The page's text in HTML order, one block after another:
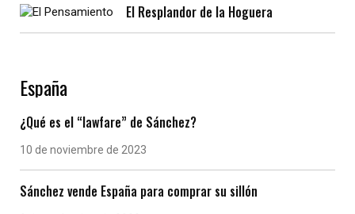
El Resplandor de la Hoguera
España
¿Qué es el “lawfare” de Sánchez?
10 de noviembre de 2023
Sánchez vende España para comprar su sillón